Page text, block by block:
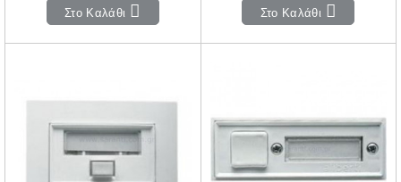
Στο Καλάθι Στο Καλάθι